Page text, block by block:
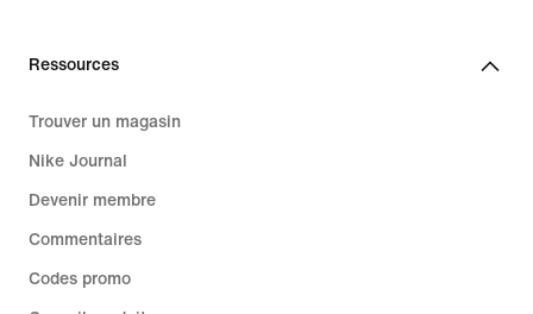
Ressources
Trouver un magasin
Nike Journal
Devenir membre
Commentaires
Codes promo